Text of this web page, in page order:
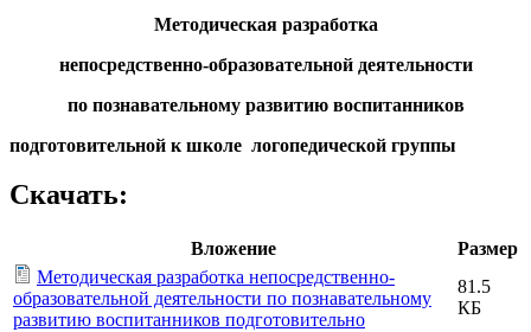
Методическая разработка
непосредственно-образовательной деятельности
по познавательному развитию воспитанников
подготовительной к школе логопедической группы
Скачать:
Вложение
Размер
Методическая разработка непосредственно-
образовательной деятельности по познавательному
развитию воспитанников подготовительно
81.5
КБ